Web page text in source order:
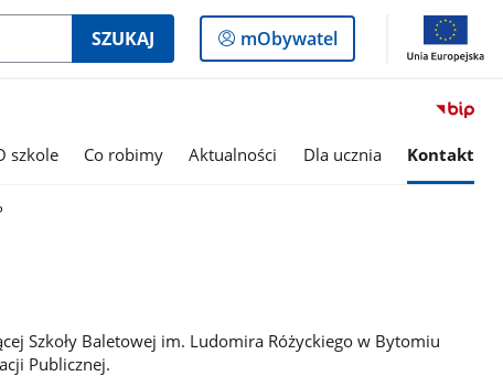
SZUKAJ
Logowanie
do
mObywatel
szkole Co robimy Aktualności Dla ucznia Kontakt
Szkoły Baletowej im. Ludomira Różyckiego w Bytomiu
Publicznej.